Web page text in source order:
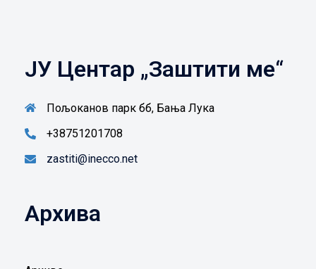
ЈУ Центар „Заштити ме“
Пољоканов парк бб, Бања Лука
+38751201708
zastiti@inecco.net
Архива